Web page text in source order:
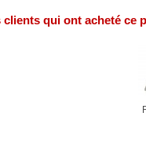
clients qui ont acheté ce